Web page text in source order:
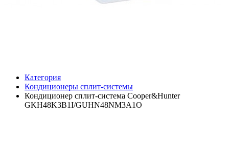
Категория
Кондиционеры сплит-системы
Кондиционер сплит-система Cooper&Hunter
GKH48K3B1I/GUHN48NM3A1O